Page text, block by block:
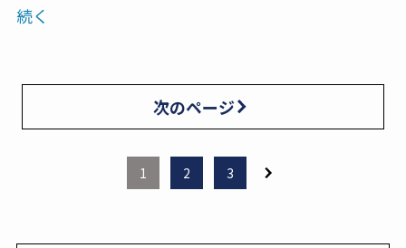
続く
次のページ
1 2 3